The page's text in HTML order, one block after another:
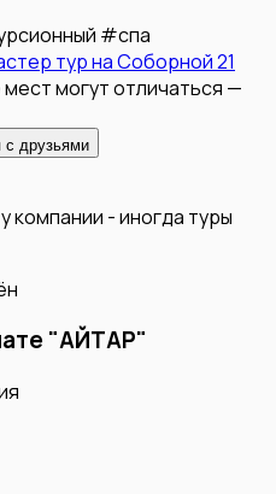
#спа
тур на Соборной 21
могут отличаться —
с друзьями
компании - иногда туры
"АЙТАР"